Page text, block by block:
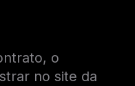
o
no site da